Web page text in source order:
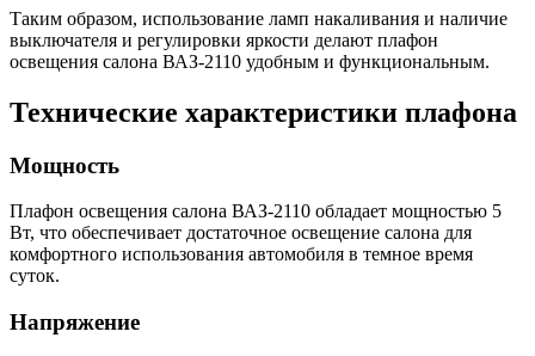
Таким образом, использование ламп накаливания и наличие
выключателя и регулировки яркости делают плафон
освещения салона ВАЗ-2110 удобным и функциональным.
Технические характеристики плафона
Мощность
Плафон освещения салона ВАЗ-2110 обладает мощностью 5
Вт, что обеспечивает достаточное освещение салона для
комфортного использования автомобиля в темное время
суток.
Напряжение